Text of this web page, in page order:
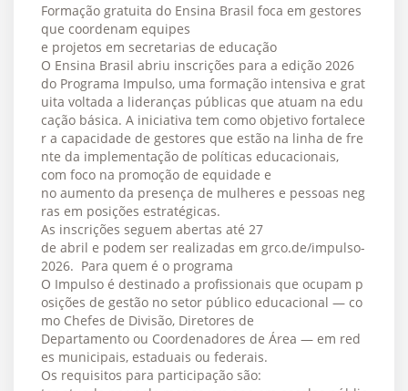
Formação gratuita do Ensina Brasil foca em gestores
que coordenam equipes
e projetos em secretarias de educação
O Ensina Brasil abriu inscrições para a edição 2026
do Programa Impulso, uma formação intensiva e grat
uita voltada a lideranças públicas que atuam na edu
cação básica. A iniciativa tem como objetivo fortalece
r a capacidade de gestores que estão na linha de fre
nte da implementação de políticas educacionais,
com foco na promoção de equidade e
no aumento da presença de mulheres e pessoas neg
ras em posições estratégicas.
As inscrições seguem abertas até 27
de abril e podem ser realizadas em grco.de/impulso-
2026. Para quem é o programa
O Impulso é destinado a profissionais que ocupam p
osições de gestão no setor público educacional — co
mo Chefes de Divisão, Diretores de
Departamento ou Coordenadores de Área — em red
es municipais, estaduais ou federais.
Os requisitos para participação são: